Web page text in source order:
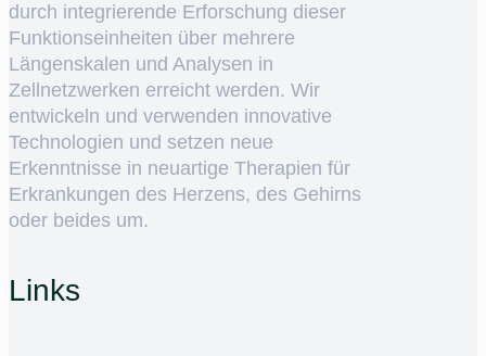
durch integrierende Erforschung dieser
Funktionseinheiten über mehrere
Längenskalen und Analysen in
Zellnetzwerken erreicht werden. Wir
entwickeln und verwenden innovative
Technologien und setzen neue
Erkenntnisse in neuartige Therapien für
Erkrankungen des Herzens, des Gehirns
oder beides um.
Links